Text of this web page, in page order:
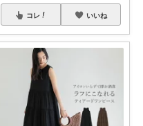
コレ いいね